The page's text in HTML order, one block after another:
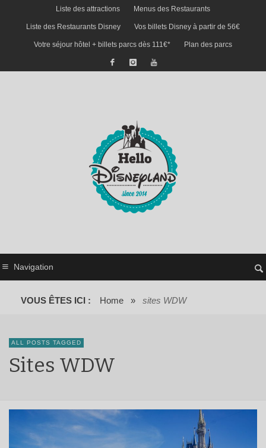
Liste des attractions Menus des Restaurants
Liste des Restaurants Disney Vos billets Disney à partir de 56€
Votre séjour hôtel + billets parcs dès 111€* Plan des parcs
Navigation
VOUS ÊTES ICI : Home » sites WDW
ALL POSTS TAGGED
Sites WDW